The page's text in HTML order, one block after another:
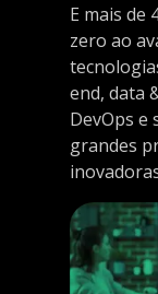
E mais de
zero ao
end, data
DevOps
grandes